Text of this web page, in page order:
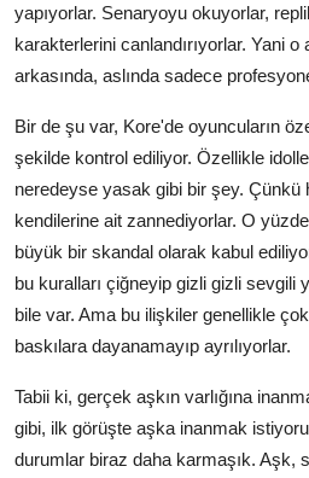
yapıyorlar. Senaryoyu okuyorlar,
karakterlerini canlandırıyorlar. Yani o
arkasında, aslında sadece
Bir de şu var, Kore'de oyuncuların
şekilde kontrol ediliyor. Özellikle
neredeyse yasak gibi bir şey. Çünkü
kendilerine ait zannediyorlar. O
büyük bir skandal olarak kabul
bu kuralları çiğneyip gizli gizli sevgili
bile var. Ama bu ilişkiler genellikle
baskılara dayanamayıp ayrılıyorlar.
Tabii ki, gerçek aşkın varlığına
gibi, ilk görüşte aşka inanmak
durumlar biraz daha karmaşık. Aşk,